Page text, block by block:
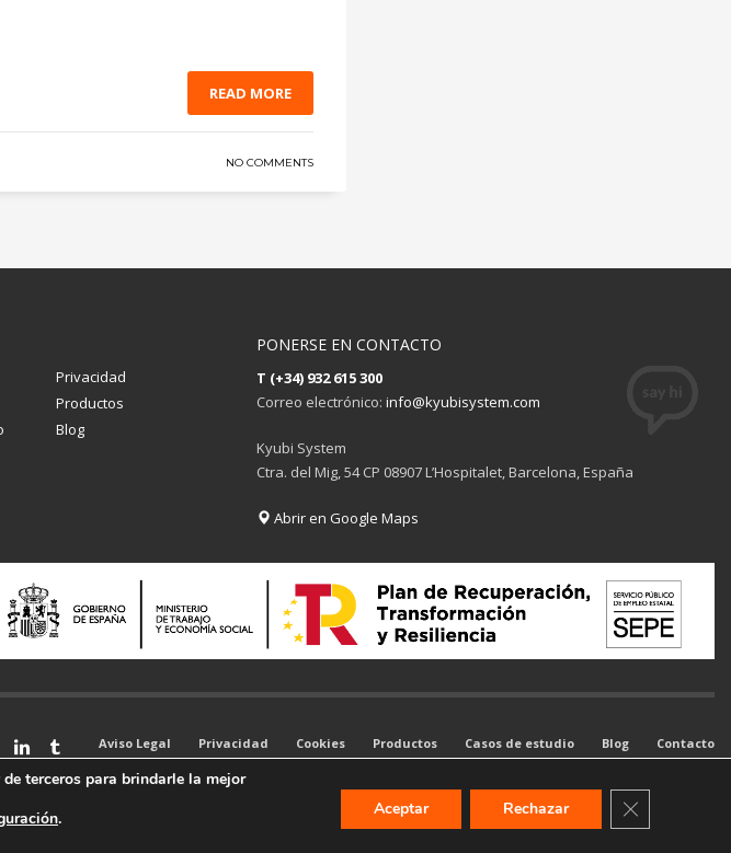
READ MORE
NO COMMENTS
Privacidad
Productos
Blog
PONERSE EN CONTACTO
T (+34) 932 615 300
Correo electrónico: info@kyubisystem.com
Kyubi System
Ctra. del Mig, 54 CP 08907 L’Hospitalet, Barcelona, España
Abrir en Google Maps
Aviso Legal Privacidad Cookies Productos Casos de estudio Blog Contacto
terceros para brindarle la mejor
.
Aceptar Rechazar Cerrar el